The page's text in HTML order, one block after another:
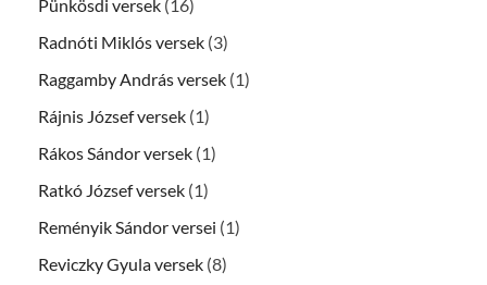
Pünkösdi versek (16)
Radnóti Miklós versek (3)
Raggamby András versek (1)
Rájnis József versek (1)
Rákos Sándor versek (1)
Ratkó József versek (1)
Reményik Sándor versei (1)
Reviczky Gyula versek (8)